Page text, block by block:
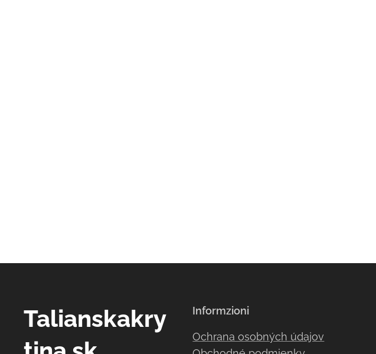
Talianskakry
Informzioni
Ochrana osobných údajov